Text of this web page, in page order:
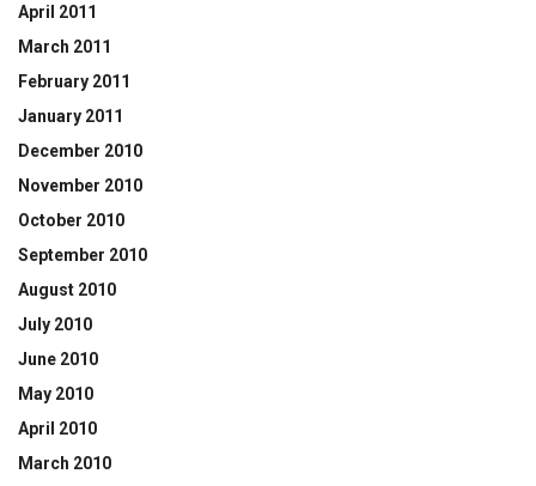
April 2011
March 2011
February 2011
January 2011
December 2010
November 2010
October 2010
September 2010
August 2010
July 2010
June 2010
May 2010
April 2010
March 2010